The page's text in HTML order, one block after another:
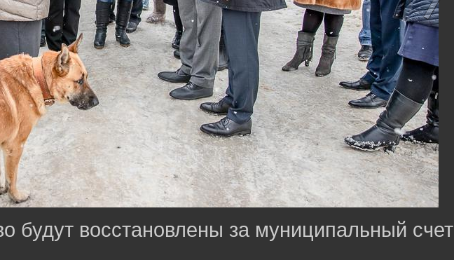
будут восстановлены за муниципальный счет